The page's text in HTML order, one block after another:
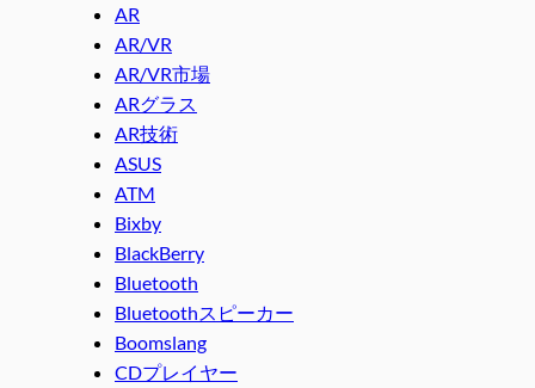
AR
AR/VR
AR/VR市場
ARグラス
AR技術
ASUS
ATM
Bixby
BlackBerry
Bluetooth
Bluetoothスピーカー
Boomslang
CDプレイヤー